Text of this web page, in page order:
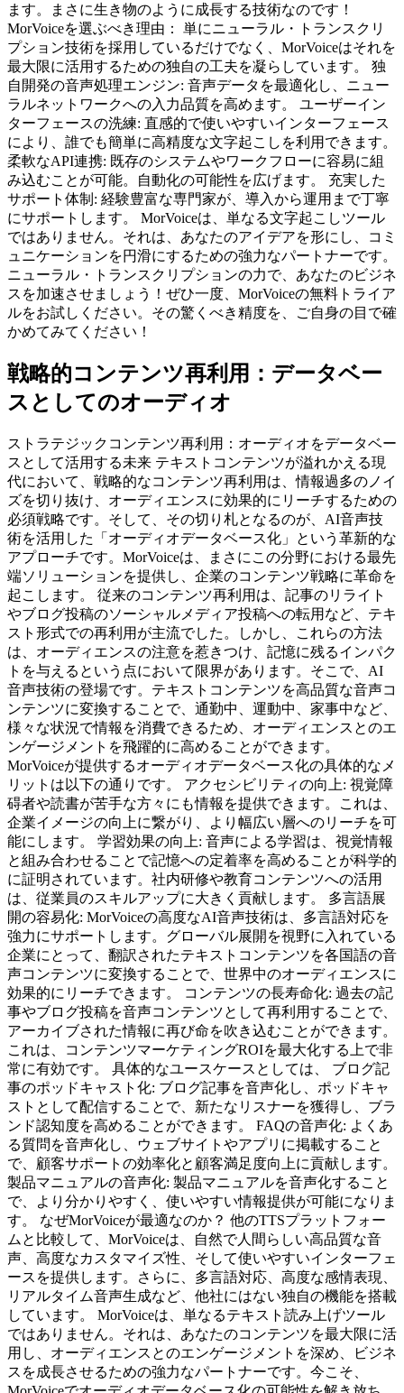
ます。まさに生き物のように成長する技術なのです！
MorVoiceを選ぶべき理由： 単にニューラル・トランスクリ
プション技術を採用しているだけでなく、MorVoiceはそれを
最大限に活用するための独自の工夫を凝らしています。 独
自開発の音声処理エンジン: 音声データを最適化し、ニュー
ラルネットワークへの入力品質を高めます。 ユーザーイン
ターフェースの洗練: 直感的で使いやすいインターフェース
により、誰でも簡単に高精度な文字起こしを利用できます。
柔軟なAPI連携: 既存のシステムやワークフローに容易に組
み込むことが可能。自動化の可能性を広げます。 充実した
サポート体制: 経験豊富な専門家が、導入から運用まで丁寧
にサポートします。 MorVoiceは、単なる文字起こしツール
ではありません。それは、あなたのアイデアを形にし、コミ
ュニケーションを円滑にするための強力なパートナーです。
ニューラル・トランスクリプションの力で、あなたのビジネ
スを加速させましょう！ぜひ一度、MorVoiceの無料トライア
ルをお試しください。その驚くべき精度を、ご自身の目で確
かめてみてください！
戦略的コンテンツ再利用：データベー
スとしてのオーディオ
ストラテジックコンテンツ再利用：オーディオをデータベー
スとして活用する未来 テキストコンテンツが溢れかえる現
代において、戦略的なコンテンツ再利用は、情報過多のノイ
ズを切り抜け、オーディエンスに効果的にリーチするための
必須戦略です。そして、その切り札となるのが、AI音声技
術を活用した「オーディオデータベース化」という革新的な
アプローチです。MorVoiceは、まさにこの分野における最先
端ソリューションを提供し、企業のコンテンツ戦略に革命を
起こします。 従来のコンテンツ再利用は、記事のリライト
やブログ投稿のソーシャルメディア投稿への転用など、テキ
スト形式での再利用が主流でした。しかし、これらの方法
は、オーディエンスの注意を惹きつけ、記憶に残るインパク
トを与えるという点において限界があります。そこで、AI
音声技術の登場です。テキストコンテンツを高品質な音声コ
ンテンツに変換することで、通勤中、運動中、家事中など、
様々な状況で情報を消費できるため、オーディエンスとのエ
ンゲージメントを飛躍的に高めることができます。
MorVoiceが提供するオーディオデータベース化の具体的なメ
リットは以下の通りです。 アクセシビリティの向上: 視覚障
碍者や読書が苦手な方々にも情報を提供できます。これは、
企業イメージの向上に繋がり、より幅広い層へのリーチを可
能にします。 学習効果の向上: 音声による学習は、視覚情報
と組み合わせることで記憶への定着率を高めることが科学的
に証明されています。社内研修や教育コンテンツへの活用
は、従業員のスキルアップに大きく貢献します。 多言語展
開の容易化: MorVoiceの高度なAI音声技術は、多言語対応を
強力にサポートします。グローバル展開を視野に入れている
企業にとって、翻訳されたテキストコンテンツを各国語の音
声コンテンツに変換することで、世界中のオーディエンスに
効果的にリーチできます。 コンテンツの長寿命化: 過去の記
事やブログ投稿を音声コンテンツとして再利用することで、
アーカイブされた情報に再び命を吹き込むことができます。
これは、コンテンツマーケティングROIを最大化する上で非
常に有効です。 具体的なユースケースとしては、 ブログ記
事のポッドキャスト化: ブログ記事を音声化し、ポッドキャ
ストとして配信することで、新たなリスナーを獲得し、ブラ
ンド認知度を高めることができます。 FAQの音声化: よくあ
る質問を音声化し、ウェブサイトやアプリに掲載すること
で、顧客サポートの効率化と顧客満足度向上に貢献します。
製品マニュアルの音声化: 製品マニュアルを音声化すること
で、より分かりやすく、使いやすい情報提供が可能になりま
す。 なぜMorVoiceが最適なのか？ 他のTTSプラットフォー
ムと比較して、MorVoiceは、自然で人間らしい高品質な音
声、高度なカスタマイズ性、そして使いやすいインターフェ
ースを提供します。さらに、多言語対応、高度な感情表現、
リアルタイム音声生成など、他社にはない独自の機能を搭載
しています。 MorVoiceは、単なるテキスト読み上げツール
ではありません。それは、あなたのコンテンツを最大限に活
用し、オーディエンスとのエンゲージメントを深め、ビジネ
スを成長させるための強力なパートナーです。今こそ、